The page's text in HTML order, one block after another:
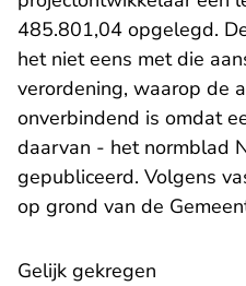
485.801,04 opgelegd.
het niet eens met die
verordening, waarop de
onverbindend is omdat
daarvan - het normblad
gepubliceerd. Volgens
op grond van de
Gelijk gekregen